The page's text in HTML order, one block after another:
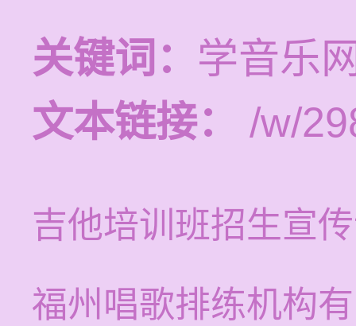
关键词： 学音乐
文本链接：
/w/
吉他培训班招生宣
福州唱歌排练机构